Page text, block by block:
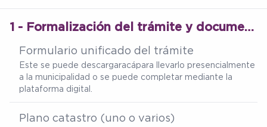
1 - Formalización del trámite y documentación técnica de la propiedad
Formulario unificado del trámite
Este se puede descargaracápara llevarlo presencialmente
a la municipalidad o se puede completar mediante la
plataforma digital.
Plano catastro (uno o varios)